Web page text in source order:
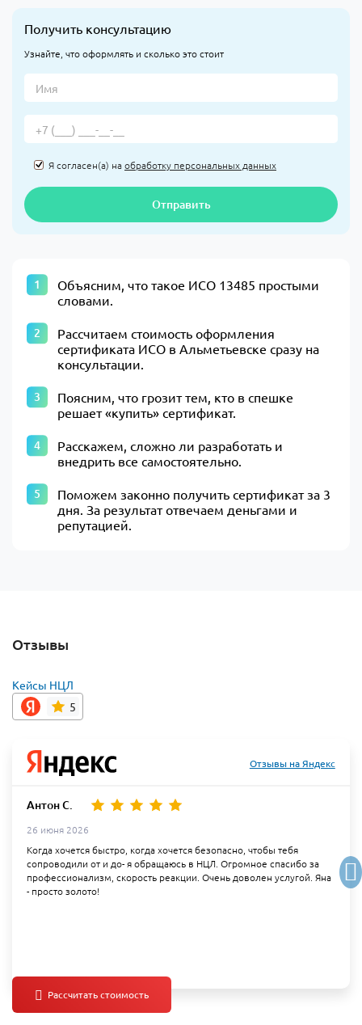
Получить консультацию
Узнайте, что оформлять и сколько это стоит
Я согласен(а) наобработку персональных данных
Отправить
Объясним, что такое ИСО 13485 простыми
словами.
Рассчитаем стоимость оформления
сертификата ИСО в Альметьевске сразу на
консультации.
Поясним, что грозит тем, кто в спешке
решает «купить» сертификат.
Расскажем, сложно ли разработать и
внедрить все самостоятельно.
Поможем законно получить сертификат за 3
дня. За результат отвечаем деньгами и
репутацией.
Отзывы
Кейсы НЦЛ
5
Отзывы на Яндекс
Антон С.
26 июня 2026
Когда хочется быстро, когда хочется безопасно, чтобы тебя
сопроводили от и до- я обращаюсь в НЦЛ. Огромное спасибо за
профессионализм, скорость реакции. Очень доволен услугой. Яна
- просто золото!